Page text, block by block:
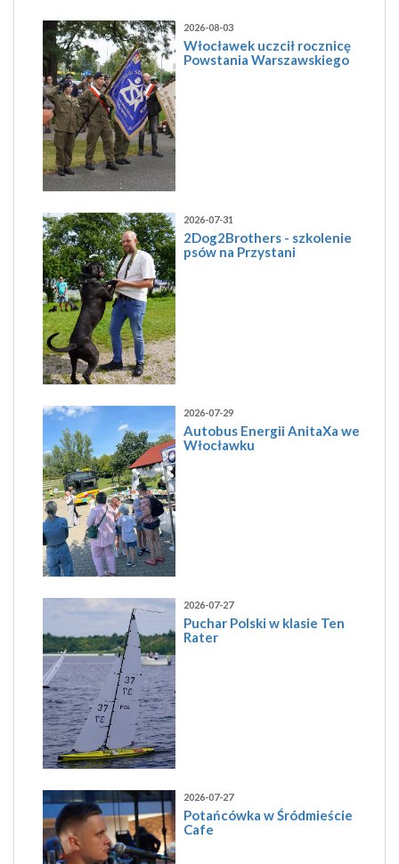
2026-08-03
Włocławek uczcił rocznicę
Powstania Warszawskiego
2026-07-31
2Dog2Brothers - szkolenie
psów na Przystani
2026-07-29
Autobus Energii AnitaXa we
Włocławku
2026-07-27
Puchar Polski w klasie Ten
Rater
2026-07-27
Potańcówka w Śródmieście
Cafe